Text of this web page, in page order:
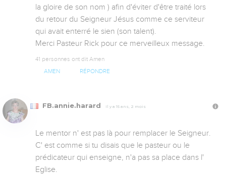
la gloire de son nom ) afin d'éviter d'être traité lors
du retour du Seigneur Jésus comme ce serviteur
qui avait enterré le sien (son talent).
Merci Pasteur Rick pour ce merveilleux message.
41 personnes ont dit Amen
AMEN RÉPONDRE
FB.annie.harard Il y a 15 ans, 2 mois
Le mentor n' est pas là pour remplacer le Seigneur.
C' est comme si tu disais que le pasteur ou le
prédicateur qui enseigne, n'a pas sa place dans l'
Eglise.